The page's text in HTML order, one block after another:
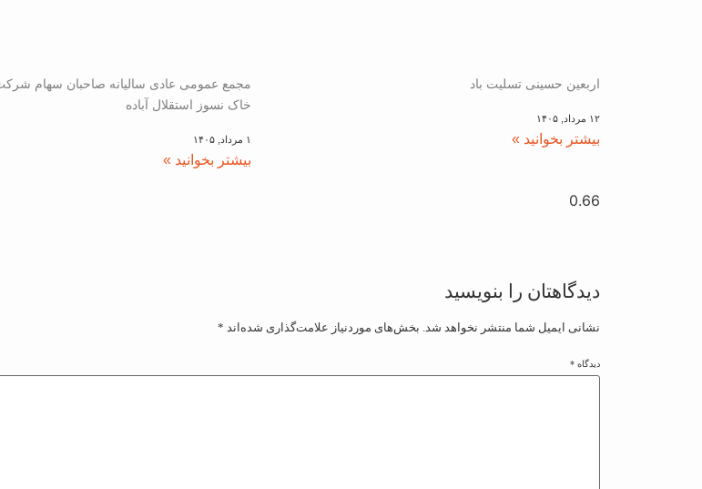
اربعین حسینی تسلیت باد
۱۲ مرداد, ۱۴۰۵
بیشتر بخوانید »
مجمع عمومی عادی سالیانه صاحبان سهام شرکت
خاک نسوز استقلال آباده
۱ مرداد, ۱۴۰۵
بیشتر بخوانید »
دیدگاهتان را بنویسید
نشانی ایمیل شما منتشر نخواهد شد. بخش‌های موردنیاز علامت‌گذاری شده‌اند *
دیدگاه *